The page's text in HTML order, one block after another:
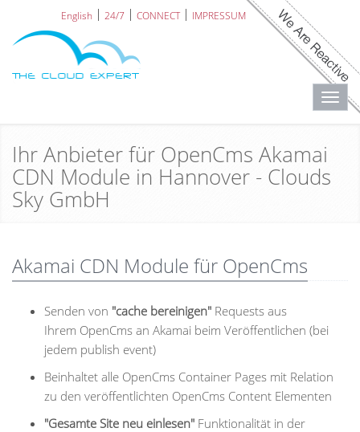
English 24/7 CONNECT IMPRESSUM
Ihr Anbieter für OpenCms Akamai
CDN Module in Hannover - Clouds
Sky GmbH
Akamai CDN Module für OpenCms
Senden von "cache bereinigen" Requests aus
Ihrem OpenCms an Akamai beim Veröffentlichen (bei
jedem publish event)
Beinhaltet alle OpenCms Container Pages mit Relation
zu den veröffentlichten OpenCms Content Elementen
"Gesamte Site neu einlesen" Funktionalität in der